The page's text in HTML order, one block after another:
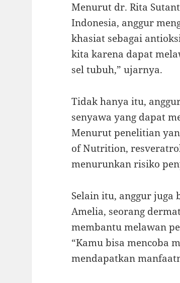
Menurut dr. Rita
Indonesia, anggur
khasiat sebagai
kita karena dapat
sel tubuh,” ujarnya.
Tidak hanya itu,
senyawa yang dapat
Menurut penelitian
of Nutrition,
menurunkan risiko
Selain itu, anggur
Amelia, seorang
membantu melawan
“Kamu bisa mencoba
mendapatkan